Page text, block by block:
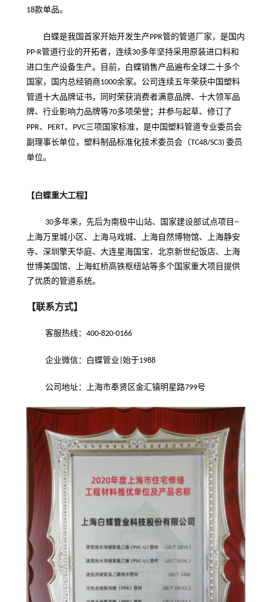
18款单品。
白蝶是我国首家开始开发生产 PPR管的管道厂家，是国内
PP-R管道行业的开拓者，连续30多年坚持采用原装进口料和
进口生产设备生产。目前，白蝶销售产品遍布全球二十多个
国家，国内总经销商1000余家。公司连续五年荣获中国塑料
管道十大品牌证书，同时荣获消费者满意品牌、十大领军品
牌、行业影响力品牌等70多项荣誉；并参与起草、修订了
PPR、 PERT、 PVC三项国家标准，是中国塑料管道专业委员会
副理事长单位，塑料制品标准化技术委员会（TC48/SC3) 委员
单位。
【白蝶重大工程】
30多年来，先后为南极中山站、国家建设部试点项目 --
上海万里城小区、上海马戏城、上海自然博物馆、上海静安
寺、深圳擎天华庭、大连星海国宝、北京新世纪饭店、上海
世博美国馆、上海虹桥高铁枢纽站等多个国家重大项目提供
了优质的管道系统。
【联系方式】
客服热线： 400-820-0166
企业微信：白蝶管业 始于1988
公司地址：上海市奉贤区金汇镇明星路799号